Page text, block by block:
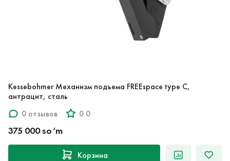
Kessebohmer Механизм подъема FREEspace type С,
антрацит, сталь
0 отзывов
0.0
375 000 so‘m
Корзина